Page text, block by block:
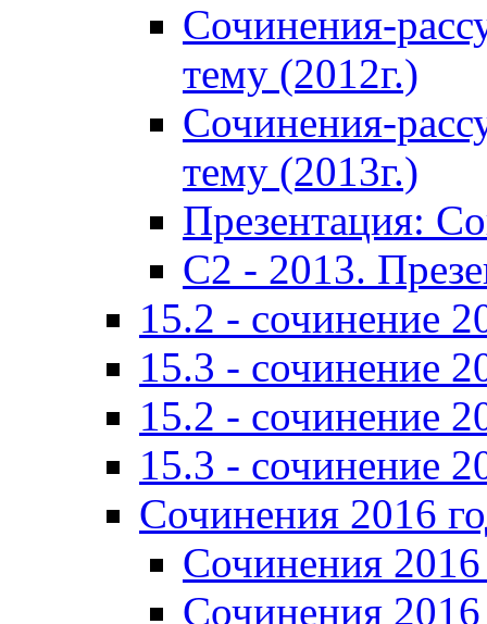
Сочинения-
тему (2012г.)
Сочинения-
тему (2013г.)
Презентация:
C2 - 2013.
15.2 - сочинение
15.3 - сочинение
15.2 - сочинение
15.3 - сочинение
Сочинения 2016
Сочинения
Сочинения